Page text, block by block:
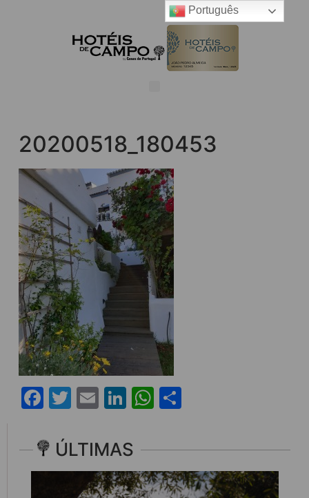
20200518_180453
Facebook
Twitter
EmailLinkedIn
WhatsApp
ÚLTIMAS
Português